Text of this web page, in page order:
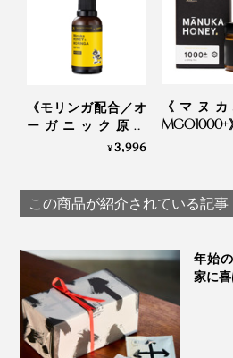
『JARA Honey』は、国際的に
「ロンドンインターナショナル
※国際的な専門家の審査員によってブラインド
り、・テクスチャー・風味・口当たりについて
《モリンガ配合／オ
ーガニック原料
100％》MG1000+マ
リーの「マヌカ＆プ
ロポリス スプレー モ
TAMAU×24
ORGANIC DAYS
¥3,996
《マヌ
MGO1000+
ジーラン
カハニー
付）｜トゥ
この商品が紹介されている記事
年始
家に喜